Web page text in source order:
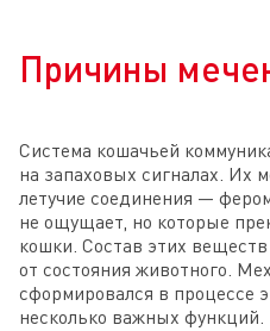
Причины
Система кошачьей
на запаховых сигналах. Их
летучие соединения —
не ощущает, но которые
кошки. Состав этих
от состояния животного.
сформировался в процессе
несколько важных функций.